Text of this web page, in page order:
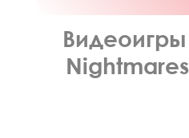
Видеоигры